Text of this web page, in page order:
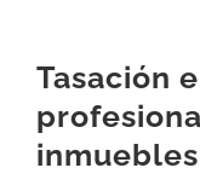
Tasación